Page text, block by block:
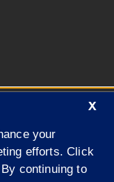
Illinois| Privacy
X
your
efforts. Click
continuing to